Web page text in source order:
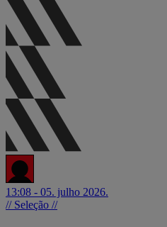
13:08 - 05. julho 2026.
// Seleção //